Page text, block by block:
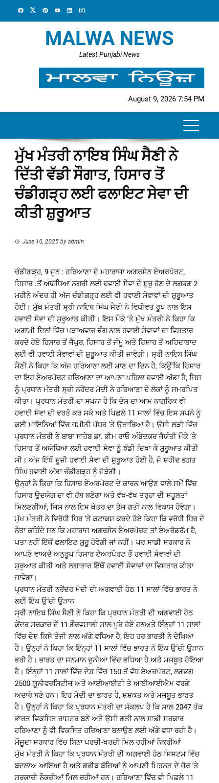
MALWA NEWS
Latest Punjabi News
August 9, 2026 7:54 PM
ਮੁੱਖ ਮੰਤਰੀ ਨਾਇਬ ਸਿੰਘ ਸੈਣੀ ਨੇ
ਦਿੱਤੀ ਵੱਡੀ ਸੌਗਾਤ, ਹਿਸਾਰ ਤੋਂ
ਚੰਡੀਗੜ੍ਹ ਲਈ ਫਲਾਇਟ ਸੇਵਾ ਦੀ
ਕੀਤੀ ਸ਼ੁਰੂਆਤ
June 10, 2025 by admin
ਚੰਡੀਗੜ੍ਹ, 9 ਜੂਨ : ਹਰਿਆਣਾ ਦੇ ਮਹਾਰਾਜਾ ਅਗਰਸੇਨ ਏਅਰਪੋਰਟ,
ਹਿਸਾਰ .ਤੋਂ ਅਯੋਧਿਆ ਨਗਰੀ ਲਈ ਹਵਾਈ ਸੇਵਾ ਦੇ ਸ਼ੁਰੂ ਹੋਣ ਦੇ ਲਗਭਗ 2
ਮਹੀਨੇ ਅੰਦਰ ਹੀ ਅੱਜ ਚੰਡੀਗੜ੍ਹ ਲਈ ਵੀ ਹਵਾਈ ਸੇਵਾਵਾਂ ਦੀ ਸ਼ੁਰੂਆਤ
ਹੋਈ। ਮੁੱਖ ਮੰਤਰੀ ਸ੍ਰੀ ਨਾਇਬ ਸਿੰਘ ਸੈਣੀ ਨੇ ਵਿਧੀਵਤ ਰੂਪ ਨਾਲ ਇਸ
ਹਵਾਈ ਸੇਵਾ ਦੀ ਸ਼ੁਰੂਆਤ ਕੀਤੀ। ਇਸ ਮੌਕੇ ‘ਤੇ ਮੁੱਖ ਮੰਤਰੀ ਨੇ ਕਿਹਾ ਕਿ
ਅਗਾਮੀ ਦਿਨਾਂ ਵਿੱਚ ਪੜਾਅਵਾਰ ਢੰਗ ਨਾਲ ਹਵਾਈ ਸੇਵਾਵਾਂ ਦਾ ਵਿਸਤਾਰ
ਕਰਦੇ ਹੋਏ ਹਿਸਾਰ ਤੋਂ ਜੈਪੁਰ, ਹਿਸਾਰ ਤੋਂ ਜੰਮੂ ਅਤੇ ਹਿਸਾਰ ਤੋਂ ਅਹਿਦਾਬਾਦ
ਲਈ ਵੀ ਹਵਾਈ ਸੇਵਾਵਾਂ ਦੀ ਸ਼ੁਰੂਆਤ ਕੀਤੀ ਜਾਵੇਗੀ। ਸ੍ਰੀ ਨਾਇਬ ਸਿੰਘ
ਸੈਣੀ ਨੇ ਕਿਹਾ ਕਿ ਅੱਜ ਹਰਿਆਣਾ ਲਈ ਮਾਣ ਦਾ ਦਿਨ ਹੈ, ਕਿਉੱਕਿ ਹਿਸਾਰ
ਦਾ ਇਹ ਏਅਰਪੋਰਟ ਹਰਿਆਣਾ ਦਾ ਆਪਣਾ ਪਹਿਲਾ ਹਵਾਈ ਅੱਡਾ ਹੈ, ਜਿਸ
ਨੂੰ ਪ੍ਰਧਾਨ ਮੰਤਰੀ ਸ੍ਰੀ ਨਰੇਂਦਰ ਮੋਦੀ ਨੇ ਹਰਿਆਣਾ ਦੇ ਲੋਕਾਂ ਨੂੰ ਸਮਰਪਿਤ
ਕੀਤਾ। ਪ੍ਰਧਾਨ ਮੰਤਰੀ ਦਾ ਸਪਨਾ ਹੈ ਕਿ ਦੇਸ਼ ਦਾ ਆਮ ਨਾਗਰਿਕ ਵੀ
ਹਵਾਈ ਸੇਵਾ ਦੀ ਵਰਤੋ ਕਰ ਸਕੇ ਅਤੇ ਪਿਛਲੇ 11 ਸਾਲਾਂ ਵਿੱਚ ਇਸ ਸਪਨੇ ਨੂੰ
ਕਈ ਮਾਇਨਿਆਂ ਵਿੱਚ ਜਮੀਨੀ ਪੱਧਰ ‘ਤੇ ਉਤਾਰਿਆ ਹੈ। ਉਸੀ ਲੜੀ ਵਿੱਚ
ਪ੍ਰਧਾਨ ਮੰਤਰੀ ਨੇ ਬਾਬਾ ਸਾਹੇਬ ਡਾ. ਭੀਮ ਰਾਓ ਅੰਬੇਦਕਰ ਜੈਯੰਤੀ ਮੌਕੇ ‘ਤੇ
ਹਿਸਾਰ ਤੋਂ ਅਯੋਧਿਆ ਲਈ ਹਵਾਈ ਸੇਵਾ ਨੂੰ ਝੰਡੀ ਦਿਖਾ ਕੇ ਸ਼ੁਰੂਆਤ ਕੀਤੀ
ਸੀ। ਅੱਜ ਇੱਥੋਂ ਦੂਜੀ ਹਵਾਈ ਸੇਵਾ ਦੀ ਸ਼ੁਰੂਆਤ ਹੋਈ ਹੈ, ਜੋ ਸ਼ਹੀਦ ਭਗਤ
ਸਿੰਘ ਹਵਾਈ ਅੱਡਾ ਚੰਡੀਗੜ੍ਹ ਨੂੰ ਜੋੜੇਗੀ।
ਉਨ੍ਹਾਂ ਨੇ ਕਿਹਾ ਕਿ ਹਿਸਾਰ ਏਅਰਪੋਰਟ ਦੇ ਕਾਰਨ ਆਉਣ ਵਾਲੇ ਸਮੇਂ ਵਿੱਚ
ਹਿਸਾਰ ਉਦਯੋਗ ਦਾ ਵੀ ਹੱਬ ਬਣੇਗਾ ਅਤੇ ਵੱਖ-ਵੱਖ ਤਰ੍ਹਾ ਦੀ ਸਹੂਲਤਾਂ
ਮਿਲਣਗੀਆਂ, ਜਿਸ ਨਾਲ ਇਸ ਖੇਤਰ ਦਾ ਤੇਜ ਗਤੀ ਨਾਲ ਵਿਕਾਸ ਹੋਵੇਗਾ।
ਮੁੱਖ ਮੰਤਰੀ ਨੇ ਵਿਰੋਧੀ ਧਿਰ ‘ਤੇ ਕਟਾਕਸ਼ ਕਰਦੇ ਹੋਏ ਕਿਹਾ ਕਿ ਵਰੋਧੀ ਧਿਰ ਦੇ
ਨੇਤਾ ਕਹਿੰਦੇ ਸਨ ਕਿ ਮਹਾਰਾਜ ਅਗਰਸੇਨ ਏਅਰਪੋਰਟ ਤਾਂ ਏਅਰੋਡਰੱਮ ਹੈ,
ਪਤਾ ਨਹੀਂ ਇੱਥੋਂ ਫਲਾਇਟ ਸ਼ੁਰੂ ਹੋਵੇਗੀ ਜਾਂ ਨਹੀਂ। ਪਰ ਸਾਡੀ ਸਰਕਾਰ ਨੇ
ਆਪਣੇ ਵਾਅਦੇ ਅਨੁਰੂਪ ਹਿਸਾਰ ਏਅਰਪੋਰਟ ਤੋਂ ਹਵਾਈ ਸੇਵਾਵਾਂ ਦੀ
ਸ਼ੁਰੂਆਤ ਕੀਤੀ ਅਤੇ ਲਗਾਤਾਰ ਇੱਥੋਂ ਹਵਾਈ ਸੇਵਾਵਾਂ ਦਾ ਵਿਸਤਾਰ ਕੀਤਾ
ਜਾਵੇਗਾ।
ਪ੍ਰਧਾਨ ਮੰਤਰੀ ਨਰੇਂਦਰ ਮੋਦੀ ਦੀ ਅਗਵਾਈ ਹੇਠ 11 ਸਾਲਾਂ ਵਿੱਚ ਭਾਰਤ ਨੇ
ਲਈ ਇੱਕ ਉੱਚੀ ਉੜਾਨ
ਸ੍ਰੀ ਨਾਇਬ ਸਿੰਘ ਸੈਣੀ ਨੇ ਕਿਹਾ ਕਿ ਪ੍ਰਧਾਨ ਮੰਤਰੀ ਦੀ ਅਗਵਾਈ ਹੇਠ
ਕੇਂਦਰ ਸਰਕਾਰ ਦੇ 11 ਗੌਰਵਸ਼ਾਲੀ ਸਾਲ ਪੂਰੇ ਹੋਏ ਹਨਅਤੇ ਇੰਨ੍ਹਾਂ 11 ਸਾਲਾਂ
ਵਿੱਚ ਦੇਸ਼ ਕਿਸੇ ਤੇਜੀ ਨਾਲ ਅੱਗੇ ਵਧਿਆ ਹੈ, ਇਹ ਹਰ ਭਾਰਤੀ ਨੇ ਦੇਖਿਆ
ਹੈ। ਉਨ੍ਹਾਂ ਨੇ ਕਿਹਾ ਕਿ ਇੰਨ੍ਹਾਂ 11 ਸਾਲਾਂ ਵਿੱਚ ਭਾਰਤ ਨੇ ਇੱਕ ਉੱਚੀ ਉੜਾਨ
ਭਰੀ ਹੈ। ਭਾਰਤ ਦਾ ਸਨਮਾਨ ਦੁਨੀਆ ਵਿੱਚ ਵਧਿਆ ਹੈ ਅਤੇ ਮਜਬੂਤ ਹੋਇਆ
ਹੈ। ਇੰਨ੍ਹਾਂ 11 ਸਾਲਾਂ ਵਿੱਚ ਦੇਸ਼ ਵਿੱਚ 150 ਤੋਂ ਵੱਧ ਏਅਰਪੋਰਟ, ਲਗਭਗ
2500 ਯੂਨੀਵਰਸਿਟੀਜ ਅਤੇ ਆਈਆਈਟੀ ਤੇ ਆਈਆਈਐਮ ਵਰਗੇ
ਅਦਾਰੇ ਬਣੇ ਹਨ। ਇਹ ਮੋਦੀ ਦਾ ਭਾਰਤ ਹੈ, ਸ਼ਸ਼ਕਤ ਅਤੇ ਮਜਬੂਤ ਭਾਰਤ
ਹੈ। ਉਨ੍ਹਾਂ ਨੇ ਕਿਹਾ ਕਿ ਪ੍ਰਧਾਨ ਮੰਤਰੀ ਦਾ ਸੰਕਲਪ ਹੈ ਕਿ ਸਾਲ 2047 ਤੱਕ
ਭਾਰਤ ਵਿਕਸਿਤ ਰਾਸ਼ਟਰ ਬਣੇ ਅਤੇ ਉਸੀ ਗਤੀ ਨਾਲ ਸਾਡੀ ਸਰਕਾਰ
ਹਰਿਆਣਾ ਨੂੰ ਵੀ ਵਿਕਸਿਤ ਹਰਿਆਣਾ ਬਨਾਉਣ ਲਈ ਅੱਗੇ ਵਧਾ ਰਹੀ ਹੈ।
ਮੌਜੂਦਾ ਸਰਕਾਰ ਵਿੱਚ ਬਿਨਾ ਪਰਚੀ-ਖਰਚੀ ਮਿਲ ਰਹੀਆਂ ਨੌਕਰੀਆਂ
ਮੁੱਖ ਮੰਤਰੀ ਨੇ ਕਿਹਾ ਕਿ ਪ੍ਰਧਾਨ ਮੰਤਰੀ ਦੀ ਅਗਵਾਈ ਹੇਠ ਸਿਸਟਮ ਵਿੱਚ
ਬਦਲਾਅ ਆਇਆ ਹੈ ਅਤੇ ਗਰੀਬ ਬੱਚਿਆਂ ਨੂੰ ਆਪਣੀ ਮਿਹਨਤ ਦੇ ਜੋਰ ‘ਤੇ
ਸਰਕਾਰੀ ਨੌਕਰੀਆਂ ਮਿਲ ਰਹੀਆਂ ਹਨ। ਹਰਿਆਣਾ ਵਿੱਚ ਵੀ ਪਿਛਲੇ 11